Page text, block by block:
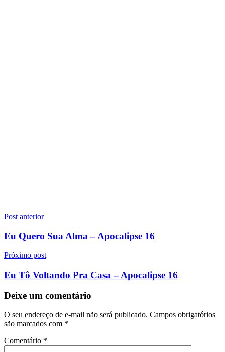
Navegação
de
Post
Post anterior
Eu Quero Sua Alma – Apocalipse 16
Próximo post
Eu Tô Voltando Pra Casa – Apocalipse 16
Deixe um comentário
O seu endereço de e-mail não será publicado. Campos obrigatórios
são marcados com *
Comentário *